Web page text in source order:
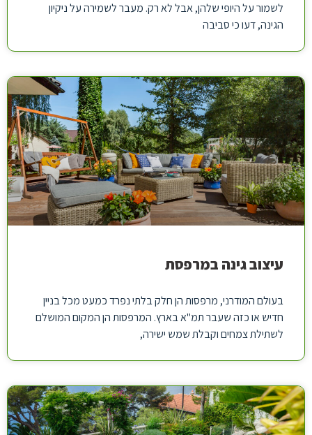
לשמור על היופי שלהן, אבל לא רק. מעבר לשמירה על ניקיון
הגינה, דעו כי סביבה
עיצוב גינה במרפסת
בעולם המודרני, מרפסות הן חלק בלתי נפרד כמעט מכל בניין
חדיש או כזה שעבר תמ"א בארץ. המרפסות הן המקום המושלם
לשתילת צמחים וקבלת שמש ישירה,